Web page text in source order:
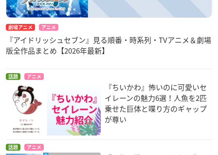
劇場アニメ アニメ
『アイドリッシュセブン』見る順番・時系列・TVアニメ＆劇場
版全作品まとめ【2026年最新】
話題 アニメ
『ちいかわ』怖いのに可愛いセ
イレーンの魅力6選！人魚を2匹
乗せた巨体と喋り方のギャップ
が尊い
話題 アニメ